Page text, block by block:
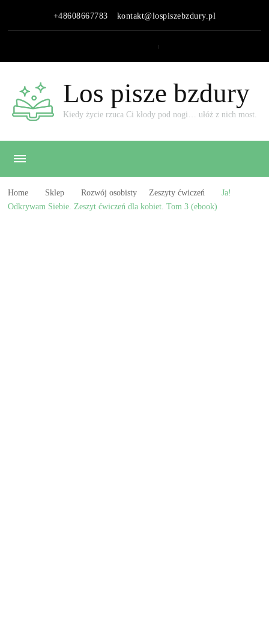
+48608667783 kontakt@lospiszebzdury.pl
Los pisze bzdury
Kiedy życie rzuca Ci kłody pod nogi… ułóż z nich most.
Home Sklep Rozwój osobisty Zeszyty ćwiczeń
Ja!
Odkrywam Siebie. Zeszyt ćwiczeń dla kobiet. Tom 3 (ebook)